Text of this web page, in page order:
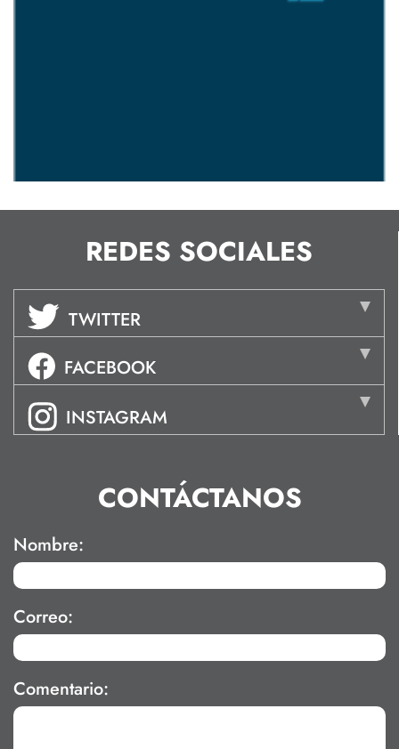
REDES SOCIALES
TWITTER
FACEBOOK
INSTAGRAM
CONTÁCTANOS
Nombre:
Correo:
Comentario: